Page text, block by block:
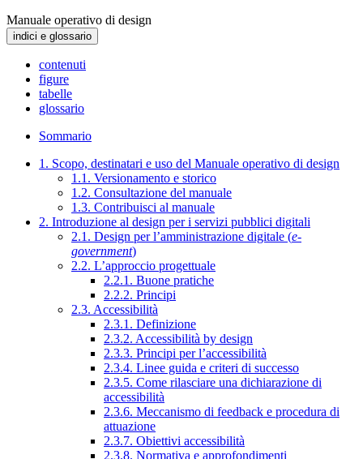
Manuale operativo di design
indici e glossario
contenuti
figure
tabelle
glossario
Sommario
1. Scopo, destinatari e uso del Manuale operativo di design
1.1. Versionamento e storico
1.2. Consultazione del manuale
1.3. Contribuisci al manuale
2. Introduzione al design per i servizi pubblici digitali
2.1. Design per l’amministrazione digitale (e-
government)
2.2. L’approccio progettuale
2.2.1. Buone pratiche
2.2.2. Principi
2.3. Accessibilità
2.3.1. Definizione
2.3.2. Accessibilità by design
2.3.3. Principi per l’accessibilità
2.3.4. Linee guida e criteri di successo
2.3.5. Come rilasciare una dichiarazione di
accessibilità
2.3.6. Meccanismo di feedback e procedura di
attuazione
2.3.7. Obiettivi accessibilità
2.3.8. Normativa e approfondimenti